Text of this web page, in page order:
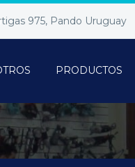
975, Pando Uruguay
PRODUCTOS